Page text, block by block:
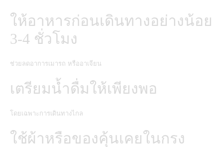
ให้อาหารก่อนเดินทางอย่างน้อย
3-4 ชั่วโมง
ช่วยลดอาการเมารถ หรืออาเจียน
เตรียมน้ำดื่มให้เพียงพอ
โดยเฉพาะการเดินทางไกล
ใช้ผ้าหรือของคุ้นเคยในกรง